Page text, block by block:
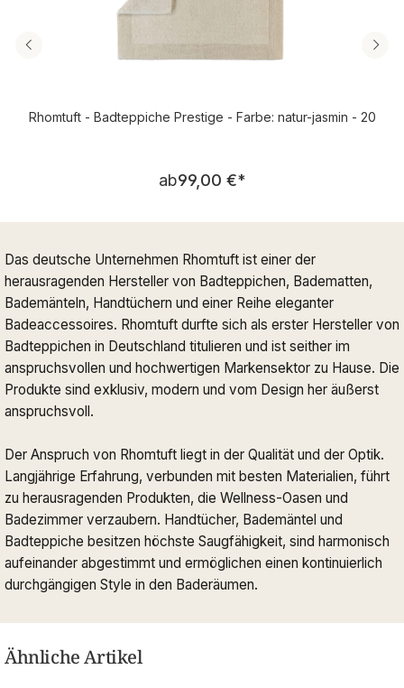
Rhomtuft - Badteppiche Prestige - Farbe: natur-jasmin - 20
Regulärer Preis:
ab99,00 €*
Das deutsche Unternehmen Rhomtuft ist einer der
herausragenden Hersteller von Badteppichen, Badematten,
Bademänteln, Handtüchern und einer Reihe eleganter
Badeaccessoires. Rhomtuft durfte sich als erster Hersteller von
Badteppichen in Deutschland titulieren und ist seither im
anspruchsvollen und hochwertigen Markensektor zu Hause. Die
Produkte sind exklusiv, modern und vom Design her äußerst
anspruchsvoll.
Der Anspruch von Rhomtuft liegt in der Qualität und der Optik.
Langjährige Erfahrung, verbunden mit besten Materialien, führt
zu herausragenden Produkten, die Wellness-Oasen und
Badezimmer verzaubern. Handtücher, Bademäntel und
Badteppiche besitzen höchste Saugfähigkeit, sind harmonisch
aufeinander abgestimmt und ermöglichen einen kontinuierlich
durchgängigen Style in den Baderäumen.
Ähnliche Artikel